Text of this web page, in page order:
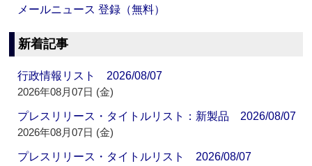
メールニュース 登録（無料）
新着記事
行政情報リスト 2026/08/07
2026年08月07日 (金)
プレスリリース・タイトルリスト：新製品 2026/08/07
2026年08月07日 (金)
プレスリリース・タイトルリスト 2026/08/07